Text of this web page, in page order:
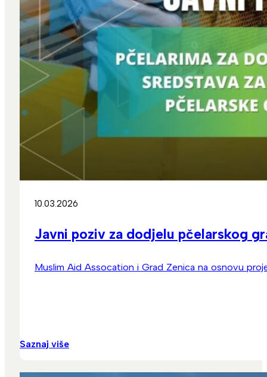
10.03.2026
Javni poziv za dodjelu pčelarskog
Muslim Aid Assocation i Grad Zenica na osnovu
Saznaj više